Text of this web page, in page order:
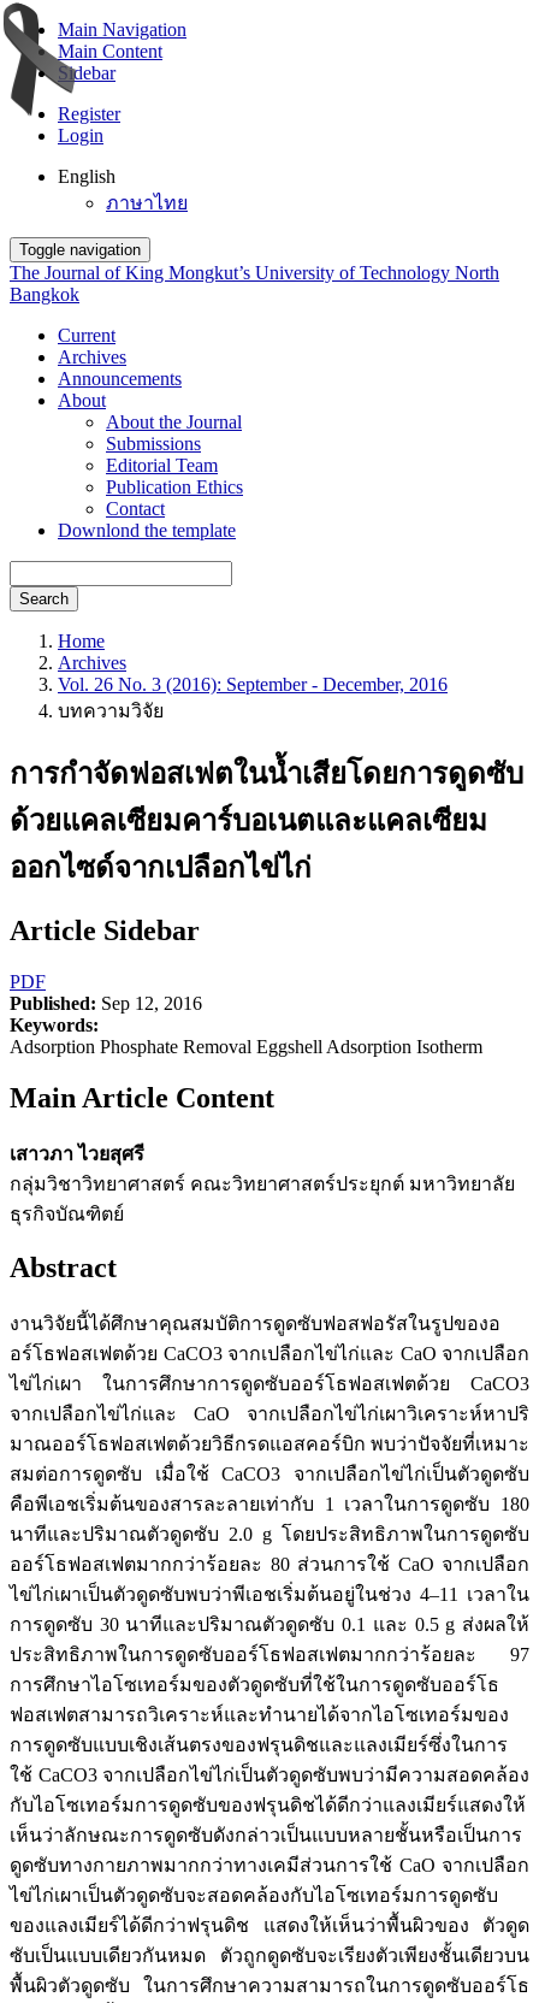
Main Navigation
Main Content
Sidebar
Register
Login
English
ภาษาไทย
Toggle navigation
The Journal of King Mongkut’s University of Technology North
Bangkok
Current
Archives
Announcements
About
About the Journal
Submissions
Editorial Team
Publication Ethics
Contact
Downlond the template
Search
Home
Archives
Vol. 26 No. 3 (2016): September - December, 2016
บทความวิจัย
การกำจัดฟอสเฟตในน้ำเสียโดยการดูดซับ
ด้วยแคลเซียมคาร์บอเนตและแคลเซียม
ออกไซด์จากเปลือกไข่ไก่
Article Sidebar
PDF
Published: Sep 12, 2016
Keywords:
Adsorption Phosphate Removal Eggshell Adsorption Isotherm
Main Article Content
เสาวภา ไวยสุศรี
กลุ่มวิชาวิทยาศาสตร์ คณะวิทยาศาสตร์ประยุกต์ มหาวิทยาลัย
ธุรกิจบัณฑิตย์
Abstract
งานวิจัยนี้ได้ศึกษาคุณสมบัติการดูดซับฟอสฟอรัสในรูปของอ
อร์โธฟอสเฟตด้วย CaCO3 จากเปลือกไข่ไก่และ CaO จากเปลือก
ไข่ไก่เผา ในการศึกษาการดูดซับออร์โธฟอสเฟตด้วย CaCO3
จากเปลือกไข่ไก่และ CaO จากเปลือกไข่ไก่เผาวิเคราะห์หาปริ
มาณออร์โธฟอสเฟตด้วยวิธีกรดแอสคอร์บิก พบว่าปัจจัยที่เหมาะ
สมต่อการดูดซับ เมื่อใช้ CaCO3 จากเปลือกไข่ไก่เป็นตัวดูดซับ
คือพีเอชเริ่มต้นของสารละลายเท่ากับ 1 เวลาในการดูดซับ 180
นาทีและปริมาณตัวดูดซับ 2.0 g โดยประสิทธิภาพในการดูดซับ
ออร์โธฟอสเฟตมากกว่าร้อยละ 80 ส่วนการใช้ CaO จากเปลือก
ไข่ไก่เผาเป็นตัวดูดซับพบว่าพีเอชเริ่มต้นอยู่ในช่วง 4–11 เวลาใน
การดูดซับ 30 นาทีและปริมาณตัวดูดซับ 0.1 และ 0.5 g ส่งผลให้
ประสิทธิภาพในการดูดซับออร์โธฟอสเฟตมากกว่าร้อยละ 97
การศึกษาไอโซเทอร์มของตัวดูดซับที่ใช้ในการดูดซับออร์โธ
ฟอสเฟตสามารถวิเคราะห์และทำนายได้จากไอโซเทอร์มของ
การดูดซับแบบเชิงเส้นตรงของฟรุนดิชและแลงเมียร์ซึ่งในการ
ใช้ CaCO3 จากเปลือกไข่ไก่เป็นตัวดูดซับพบว่ามีความสอดคล้อง
กับไอโซเทอร์มการดูดซับของฟรุนดิชได้ดีกว่าแลงเมียร์แสดงให้
เห็นว่าลักษณะการดูดซับดังกล่าวเป็นแบบหลายชั้นหรือเป็นการ
ดูดซับทางกายภาพมากกว่าทางเคมีส่วนการใช้ CaO จากเปลือก
ไข่ไก่เผาเป็นตัวดูดซับจะสอดคล้องกับไอโซเทอร์มการดูดซับ
ของแลงเมียร์ได้ดีกว่าฟรุนดิช แสดงให้เห็นว่าพื้นผิวของ ตัวดูด
ซับเป็นแบบเดียวกันหมด ตัวถูกดูดซับจะเรียงตัวเพียงชั้นเดียวบน
พื้นผิวตัวดูดซับ ในการศึกษาความสามารถในการดูดซับออร์โธ